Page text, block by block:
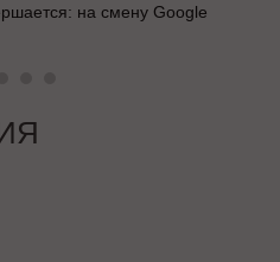
на смену Google